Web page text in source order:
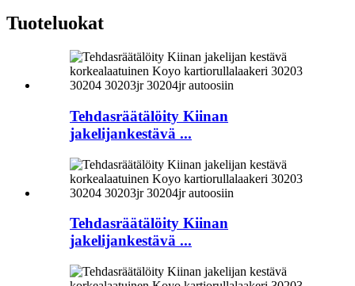
Tuoteluokat
Tehdasräätälöity Kiinan
jakelijankestävä ...
Tehdasräätälöity Kiinan
jakelijankestävä ...